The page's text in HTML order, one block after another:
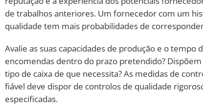
de trabalhos anteriores. Um fornecedor com um
qualidade tem mais probabilidades de
Avalie as suas capacidades de produção e o
encomendas dentro do prazo pretendido?
tipo de caixa de que necessita? As medidas de
fiável deve dispor de controlos de qualidade
especificadas.